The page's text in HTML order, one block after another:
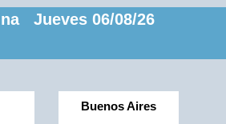
Jueves 06/08/26
Buenos Aires